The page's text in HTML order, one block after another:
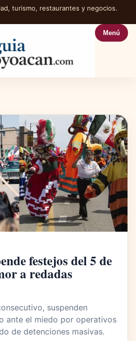
turismo, restaurantes y negocios.
Menú
festejos del 5 de
a redadas
suspenden
ante el miedo por operativos
de detenciones masivas.